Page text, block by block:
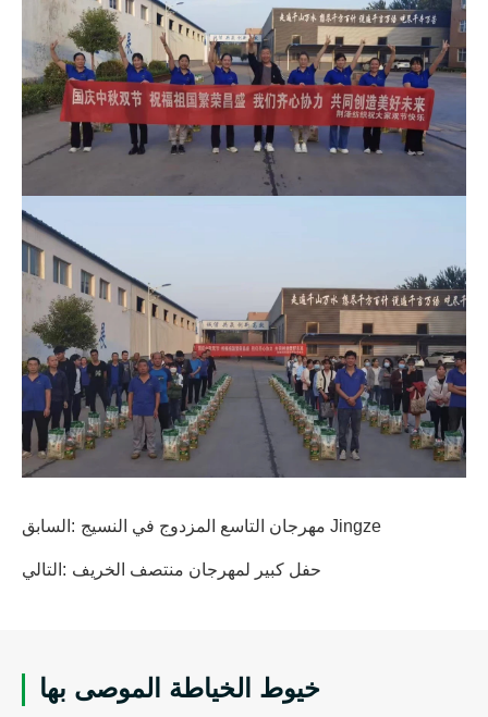
السابق: مهرجان التاسع المزدوج في النسيج Jingze
التالي: حفل كبير لمهرجان منتصف الخريف
خيوط الخياطة الموصى بها